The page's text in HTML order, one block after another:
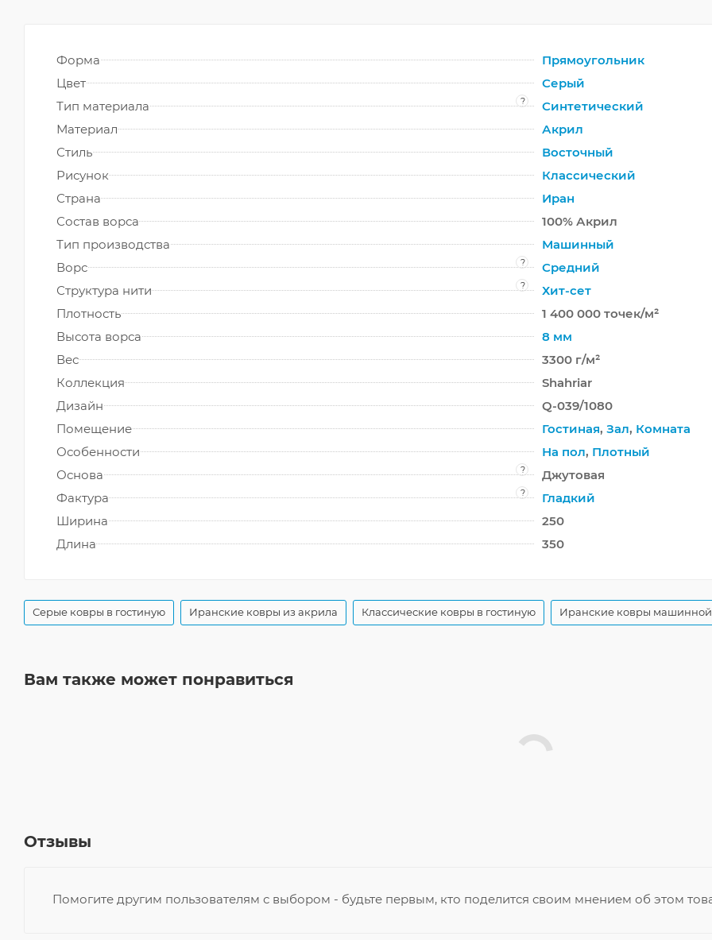
Форма
Прямоугольник
Цвет
Серый
Тип материала
?
Синтетический
Материал
Акрил
Стиль
Восточный
Рисунок
Классический
Страна
Иран
Состав ворса
100% Акрил
Тип производства
Машинный
Ворс
?
Средний
Структура нити
?
Хит-сет
Плотность
1 400 000 точек/м²
Высота ворса
8 мм
Вес
3300 г/м²
Коллекция
Shahriar
Дизайн
Q-039/1080
Помещение
Гостиная, Зал, Комната
Особенности
На пол, Плотный
Основа
?
Джутовая
Фактура
?
Гладкий
Ширина
250
Длина
350
Серые ковры в гостиную Иранские ковры из акрила Классические ковры в гостиную Иранские ковры
Вам также может понравиться
Отзывы
Помогите другим пользователям с выбором - будьте первым, кто поделится своим мнением об этом